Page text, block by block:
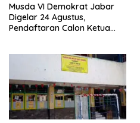
Musda VI Demokrat Jabar
Digelar 24 Agustus,
Pendaftaran Calon Ketua